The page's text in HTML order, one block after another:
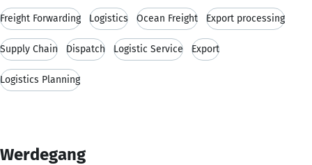
Freight Forwarding Logistics Ocean Freight Export processing
Supply Chain Dispatch Logistic Service Export
Logistics Planning
Werdegang